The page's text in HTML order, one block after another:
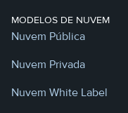
MODELOS DE NUVEM
Nuvem Pública
Nuvem Privada
Nuvem White Label